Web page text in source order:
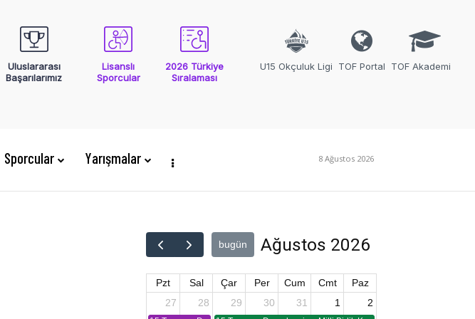
Uluslararası
Başarılarımız
Lisanslı
Sporcular
2026 Türkiye
Sıralaması
U15 Okçuluk Ligi TOF Portal TOF Akademi
Sporcular Yarışmalar 8 Ağustos 2026
bugün Ağustos 2026
Pzt Sal Çar Per Cum Cmt
Paz
27
28 29 30 31 1 2